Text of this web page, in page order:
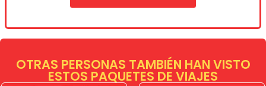
OTRAS PERSONAS TAMBIÉN HAN VISTO
ESTOS PAQUETES DE VIAJES